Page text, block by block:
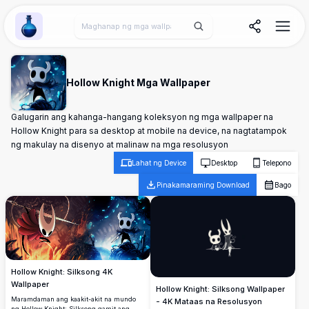
Wallpaper Alchemy
Hollow Knight Mga Wallpaper
Galugarin ang kahanga-hangang koleksyon ng mga wallpaper na
Hollow Knight para sa desktop at mobile na device, na nagtatampok
ng makulay na disenyo at malinaw na mga resolusyon
Lahat ng Device Desktop Telepono
Pinakamaraming Download Bago
Hollow Knight: Silksong 4K
Wallpaper
Maramdaman ang kaakit-akit na mundo
Hollow Knight: Silksong Wallpaper
- 4K Mataas na Resolusyon